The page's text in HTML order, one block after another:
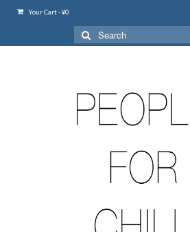
Your Cart-¥0
Search
for: